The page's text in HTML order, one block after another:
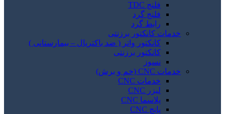
فلنج TDC
فلنج گرد
رابط گرد
خدمات کانکتور برزنتی
کانکتور واتر ( ضد باکتریال – بیمارستانی )
کانکتور برزنتی
نسوز
خدمات CNC (خم و برش)
خدمات CNC
لیزر CNC
پلاسما CNC
پانچ CNC